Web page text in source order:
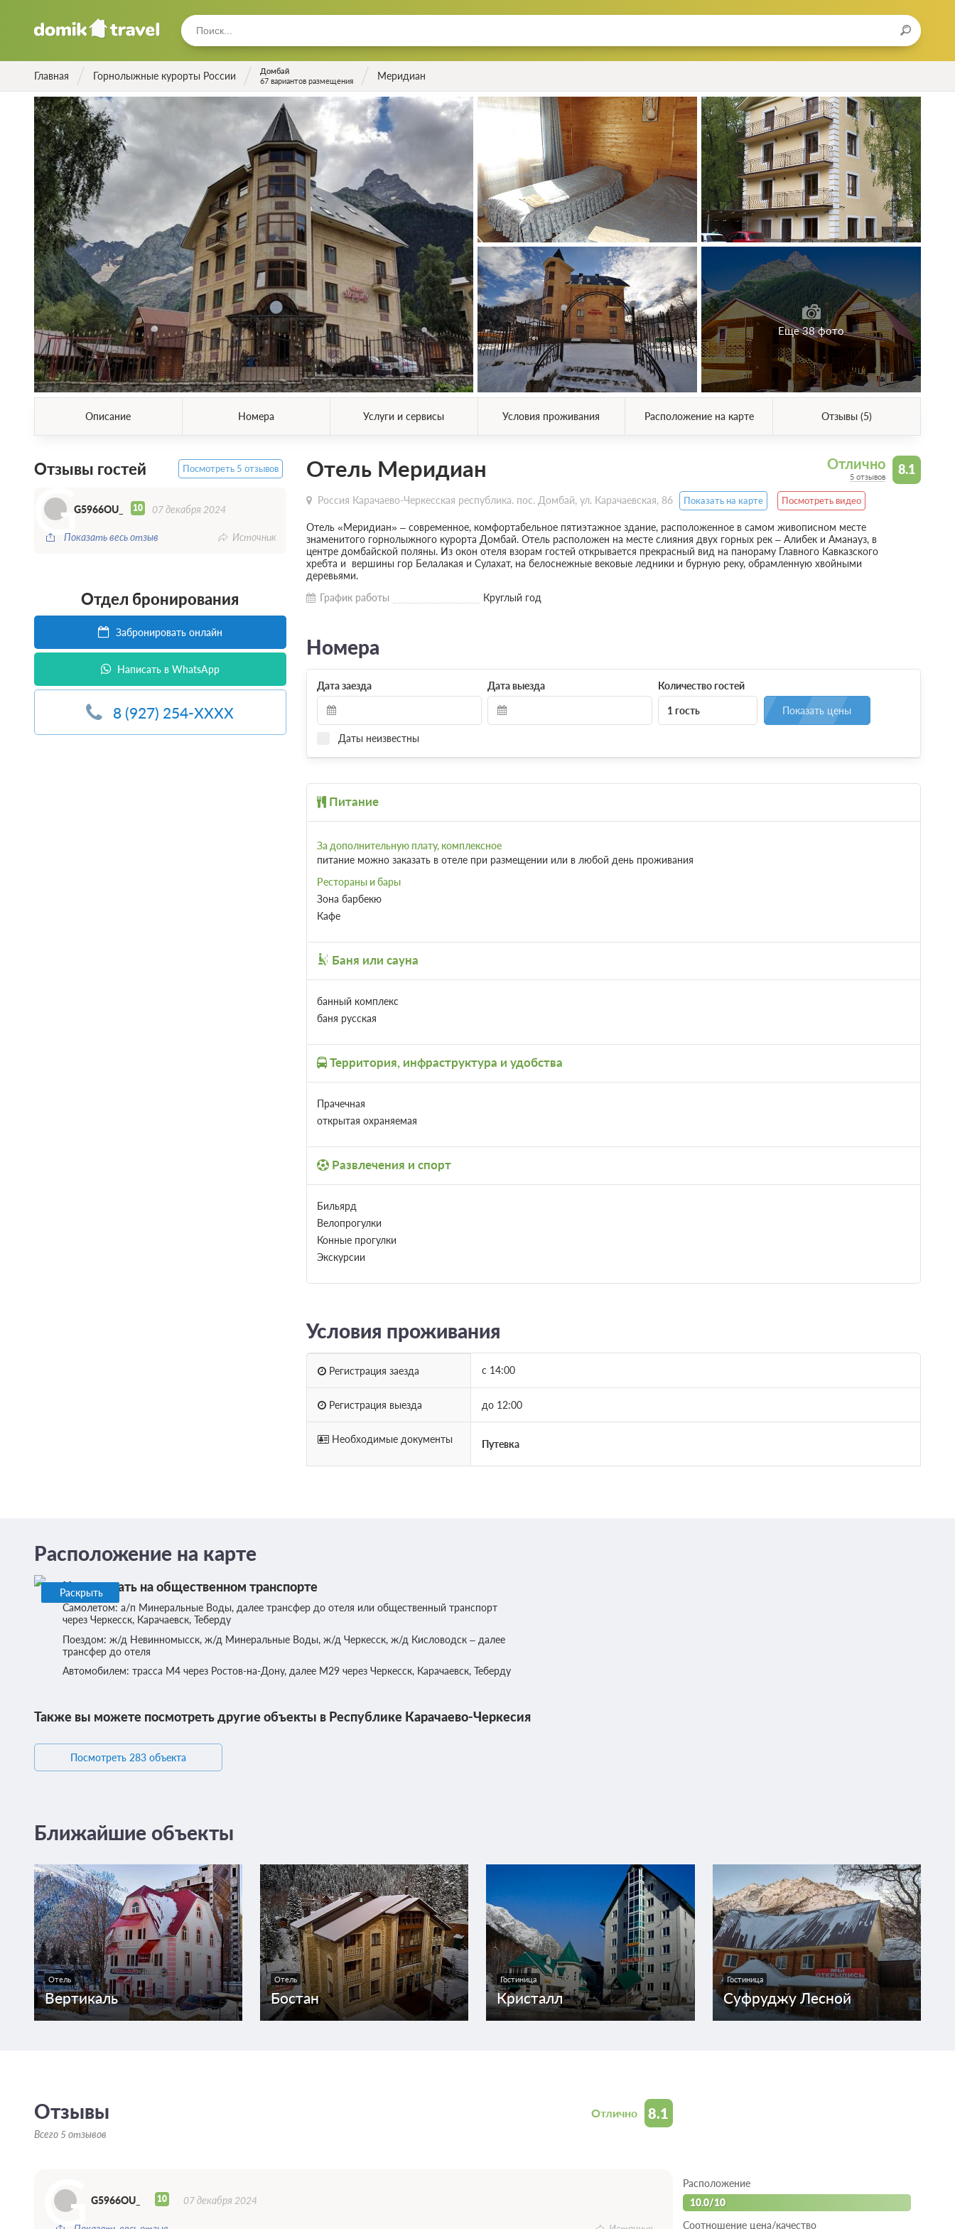
Главная Горнолыжные курорты России
Домбай
67 вариантов размещения
Меридиан
Еще 38 фото
Описание Номера Услуги и сервисы Условия проживания Расположение на карте Отзывы (5)
Отзывы гостей Посмотреть 5 отзывов
GG5966OU_ 10 07 декабря 2024
Показать весь отзыв Источник
Отдел бронирования
Забронировать онлайн
Написать в WhatsApp
8 (927) 254-XXXX
8.1
Отлично
5 отзывов
Отель Меридиан
Россия Карачаево-Черкесская республика. пос. Домбай, ул. Карачаевская, 86 Показать на карте Посмотреть видео
Отель «Меридиан» – современное, комфортабельное пятиэтажное здание, расположенное в самом живописном месте
знаменитого горнолыжного курорта Домбай. Отель расположен на месте слияния двух горных рек – Алибек и Аманауз, в
центре домбайской поляны. Из окон отеля взорам гостей открывается прекрасный вид на панораму Главного Кавказского
хребта и вершины гор Белалакая и Сулахат, на белоснежные вековые ледники и бурную реку, обрамленную хвойными
деревьями.
График работы
Круглый год
Номера
Дата заезда Дата выезда
Даты неизвестны
Количество гостей
1 гость Показать цены
Питание
За дополнительную плату, комплексное
питание можно заказать в отеле при размещении или в любой день проживания
Рестораны и бары
Зона барбекю
Кафе
Баня или сауна
банный комплекс
баня русская
Территория, инфраструктура и удобства
Прачечная
открытая охраняемая
Развлечения и спорт
Бильярд
Велопрогулки
Конные прогулки
Экскурсии
Условия проживания
Регистрация заезда с 14:00
Регистрация выезда до 12:00
Необходимые документы Путевка
Расположение на карте
Раскрыть
Как доехать на общественном транспорте
Самолетом: а/п Минеральные Воды, далее трансфер до отеля или общественный транспорт
через Черкесск, Карачаевск, Теберду
Поездом: ж/д Невинномысск, ж/д Минеральные Воды, ж/д Черкесск, ж/д Кисловодск – далее
трансфер до отеля
Автомобилем: трасса М4 через Ростов-на-Дону, далее М29 через Черкесск, Карачаевск, Теберду
Также вы можете посмотреть другие объекты в Республике Карачаево-Черкесия
Посмотреть 283 объекта
Ближайшие объекты
Отель
Вертикаль
Отель
Бостан
Гостиница
Кристалл
Гостиница
Суфруджу Лесной
8.1
Отлично
Отзывы
Всего 5 отзывов
G G5966OU_ 10 07 декабря 2024
Расположение
10.0/10
Соотношение цена/качество